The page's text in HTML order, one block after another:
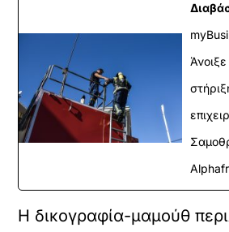
Η δικογραφία-μαμούθ